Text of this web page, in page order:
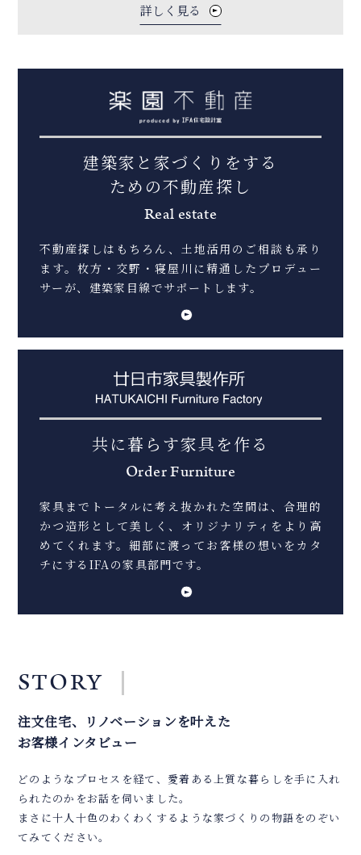
詳しく見る
建築家と家づくりをする
ための不動産探し
Real estate
不動産探しはもちろん、土地活用のご相談も承り
ます。 枚方・交野・寝屋川に精通したプロデュー
サーが、建築家目線でサポートします。
共に暮らす家具を作る
Order Furniture
家具までトータルに考え抜かれた空間は、合理的
かつ造形として美しく、オリジナリティをより高
めてくれます。細部に渡ってお客様の想いをカタ
チにするIFAの家具部門です。
STORY
注文住宅、リノベーションを叶えた
お客様インタビュー
どのようなプロセスを経て、愛着ある上質な暮らしを手に入れ
られたのかをお話を伺いました。
まさに十人十色のわくわくするような家づくりの物語をのぞい
てみてください。